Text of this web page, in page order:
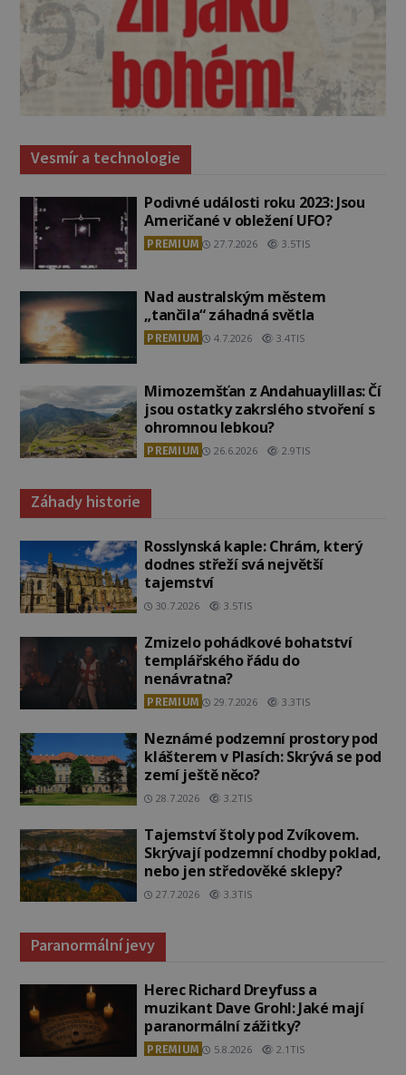
Vesmír a technologie
Podivné události roku 2023: Jsou
Američané v obležení UFO?
PREMIUM 27.7.2026 3.5TIS
Nad australským městem
„tančila“ záhadná světla
PREMIUM 4.7.2026 3.4TIS
Mimozemšťan z Andahuaylillas: Čí
jsou ostatky zakrslého stvoření s
ohromnou lebkou?
PREMIUM 26.6.2026 2.9TIS
Záhady historie
Rosslynská kaple: Chrám, který
dodnes střeží svá největší
tajemství
30.7.2026 3.5TIS
Zmizelo pohádkové bohatství
templářského řádu do
nenávratna?
PREMIUM 29.7.2026 3.3TIS
Neznámé podzemní prostory pod
klášterem v Plasích: Skrývá se pod
zemí ještě něco?
28.7.2026 3.2TIS
Tajemství štoly pod Zvíkovem.
Skrývají podzemní chodby poklad,
nebo jen středověké sklepy?
27.7.2026 3.3TIS
Paranormální jevy
Herec Richard Dreyfuss a
muzikant Dave Grohl: Jaké mají
paranormální zážitky?
PREMIUM 5.8.2026 2.1TIS